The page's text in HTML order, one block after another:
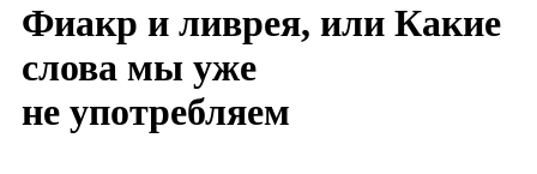
Фиакр и ливрея, или Какие
слова мы уже
не употребляем